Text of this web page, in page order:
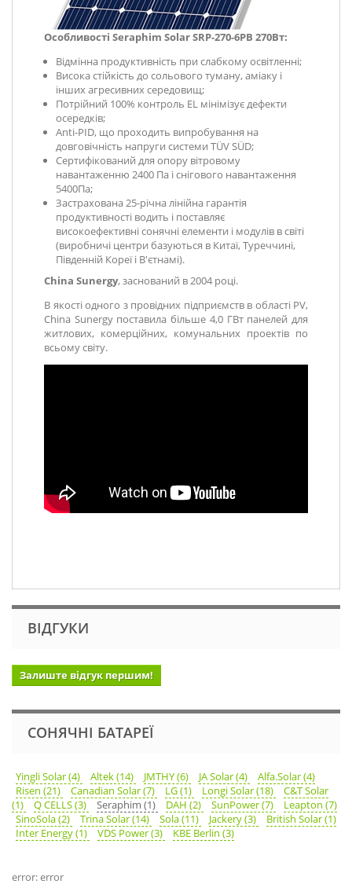
Особливості Seraphim Solar SRP-270-6PB 270Вт:
Відмінна продуктивність при слабкому освітленні;
Висока стійкість до сольового туману, аміаку і
інших агресивних середовищ;
Потрійний 100% контроль EL мінімізує дефекти
осередків;
Anti-PID, що проходить випробування на
довговічність напруги системи TÜV SÜD;
Сертифікований для опору вітровому
навантаженню 2400 Па і снігового навантаження
5400Па;
Застрахована 25-річна лінійна гарантія
продуктивності водить і поставляє
високоефективні сонячні елементи і модулів в світі
(виробничі центри базуються в Китаї, Туреччині,
Південній Кореї і В'єтнамі).
China Sunergy, заснований в 2004 році.
В якості одного з провідних підприємств в області PV,
China Sunergy поставила більше 4,0 ГВт панелей для
житлових, комерційних, комунальних проектів по
всьому світу.
ВІДГУКИ
Залиште відгук першим!
СОНЯЧНІ БАТАРЕЇ
Yingli Solar (4) Altek (14) JMTHY (6) JA Solar (4)
Alfa.Solar (4)
Risen (21)
Canadian Solar (7) LG (1) Longi Solar (18)
C&T Solar
(1)
Q CELLS (3) Seraphim (1) DAH (2) SunPower (7)
Leapton (7)
SinoSola (2)
Trina Solar (14) Sola (11) Jackery (3)
British Solar (1)
Inter Energy (1)
VDS Power (3) KBE Berlin (3)
error: error